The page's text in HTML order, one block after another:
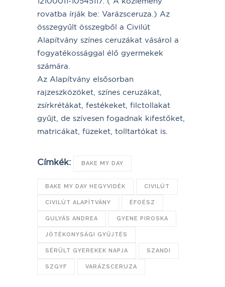
rovatba írják be: Varázsceruza.) Az
összegyűlt összegből a Civilút
Alapítvány színes ceruzákat vásárol a
fogyatékossággal élő gyermekek
számára.
Az Alapítvány elsősorban
rajzeszközöket, színes ceruzákat,
zsírkrétákat, festékeket, filctollakat
gyűjt, de szívesen fogadnak kifestőket,
matricákat, füzeket, tolltartókat is.
Címkék: BAKE MY DAY
BAKE MY DAY HEGYVIDÉK CIVILÚT
CIVILÚT ALAPÍTVÁNY ÉFOÉSZ
GULYÁS ANDREA GYENE PIROSKA
JÓTÉKONYSÁGI GYŰJTÉS
SÉRÜLT GYEREKEK NAPJA SZANDI
SZGYF VARÁZSCERUZA